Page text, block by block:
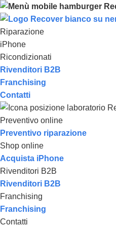
Riparazione
iPhone
Ricondizionati
Rivenditori B2B
Franchising
Contatti
Preventivo online
Preventivo riparazione
Shop online
Acquista iPhone
Rivenditori B2B
Rivenditori B2B
Franchising
Franchising
Contatti